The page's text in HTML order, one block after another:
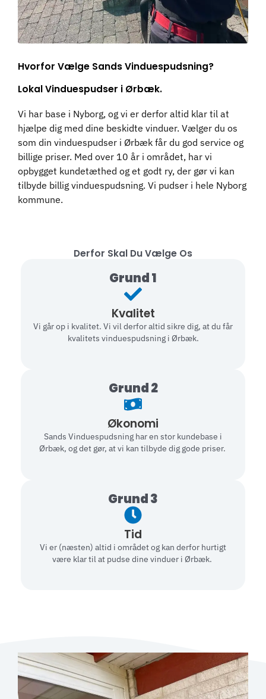
Hvorfor Vælge Sands Vinduespudsning?
Lokal Vinduespudser i Ørbæk.
Vi har base i Nyborg, og vi er derfor altid klar til at
hjælpe dig med dine beskidte vinduer. Vælger du os
som din vinduespudser i Ørbæk får du god service og
billige priser. Med over 10 år i området, har vi
opbygget kundetæthed og et godt ry, der gør vi kan
tilbyde billig vinduespudsning. Vi pudser i hele Nyborg
kommune.
Derfor Skal Du Vælge Os
Grund 1
Kvalitet
Vi går op i kvalitet. Vi vil derfor altid sikre dig, at du får
kvalitets vinduespudsning i Ørbæk.
Grund 2
Økonomi
Sands Vinduespudsning har en stor kundebase i
Ørbæk, og det gør, at vi kan tilbyde dig gode priser.
Grund 3
Tid
Vi er (næsten) altid i området og kan derfor hurtigt
være klar til at pudse dine vinduer i Ørbæk.